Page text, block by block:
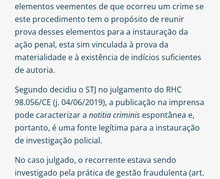
elementos veementes de que ocorreu um crime se
este procedimento tem o propósito de reunir
prova desses elementos para a instauração da
ação penal, esta sim vinculada à prova da
materialidade e à existência de indícios suficientes
de autoria.
Segundo decidiu o STJ no julgamento do RHC
98.056/CE (j. 04/06/2019), a publicação na imprensa
pode caracterizar a notitia criminis espontânea e,
portanto, é uma fonte legítima para a instauração
de investigação policial.
No caso julgado, o recorrente estava sendo
investigado pela prática de gestão fraudulenta (art.